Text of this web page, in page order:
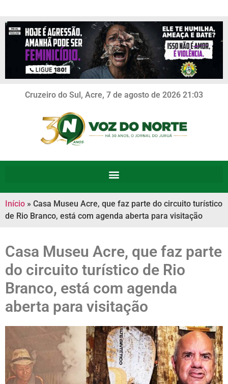
Cruzeiro do Sul, Acre, 7 de agosto de 2026 21:03
Início » Casa Museu Acre, que faz parte do circuito turístico
de Rio Branco, está com agenda aberta para visitação
Casa Museu Acre, que faz parte
do circuito turístico de Rio
Branco, está com agenda
aberta para visitação